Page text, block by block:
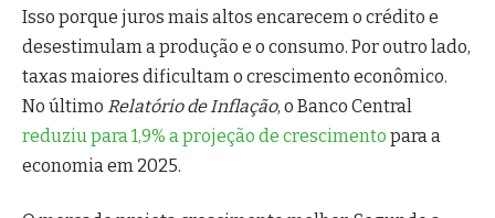
Isso porque juros mais altos encarecem o crédito e
desestimulam a produção e o consumo. Por outro lado,
taxas maiores dificultam o crescimento econômico.
No último Relatório de Inflação, o Banco Central
reduziu para 1,9% a projeção de crescimento para a
economia em 2025.